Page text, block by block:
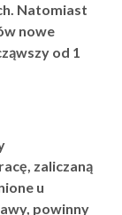
Natomiast
nowe
od 1
zaliczaną
u
powinny